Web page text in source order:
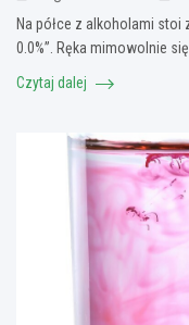
Na półce z alkoholami stoi
0.0%”. Ręka mimowolnie
Czytaj dalej